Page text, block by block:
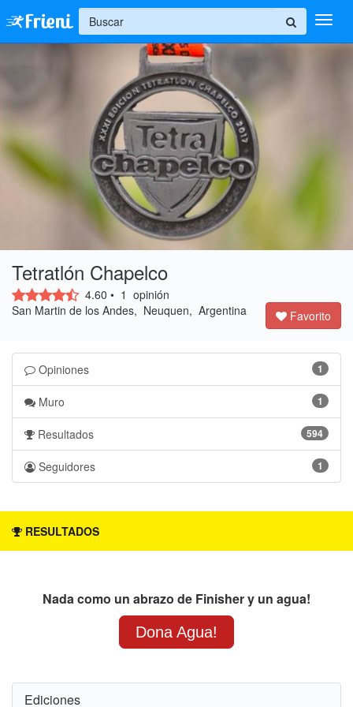
+
Tetratlón Chapelco
4.60 • 1 opinión
San Martin de los Andes, Neuquen, Argentina
Favorito
1
Opiniones
1
Muro
594
Resultados
1
Seguidores
RESULTADOS
Nada como un abrazo de Finisher y un agua!
Dona Agua!
Ediciones